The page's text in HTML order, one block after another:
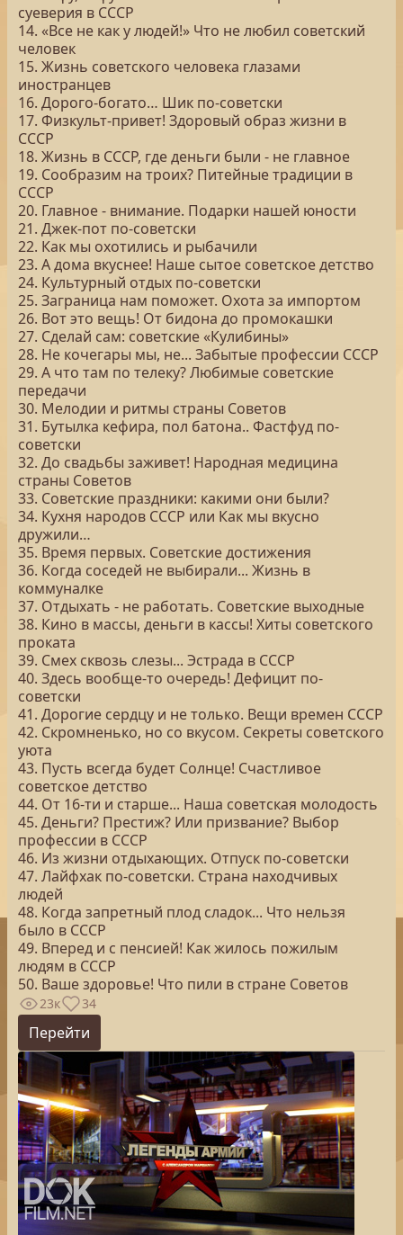
суеверия в СССР
14. «Все не как у людей!» Что не любил советский
человек
15. Жизнь советского человека глазами
иностранцев
16. Дорого-богато… Шик по-советски
17. Физкульт-привет! Здоровый образ жизни в
СССР
18. Жизнь в СССР, где деньги были - не главное
19. Сообразим на троих? Питейные традиции в
СССР
20. Главное - внимание. Подарки нашей юности
21. Джек-пот по-советски
22. Как мы охотились и рыбачили
23. А дома вкуснее! Наше сытое советское детство
24. Культурный отдых по-советски
25. Заграница нам поможет. Охота за импортом
26. Вот это вещь! От бидона до промокашки
27. Сделай сам: советские «Кулибины»
28. Не кочегары мы, не... Забытые профессии СССР
29. А что там по телеку? Любимые советские
передачи
30. Мелодии и ритмы страны Советов
31. Бутылка кефира, пол батона.. Фастфуд по-
советски
32. До свадьбы заживет! Народная медицина
страны Советов
33. Советские праздники: какими они были?
34. Кухня народов СССР или Как мы вкусно
дружили…
35. Время первых. Советские достижения
36. Когда соседей не выбирали... Жизнь в
коммуналке
37. Отдыхать - не работать. Советские выходные
38. Кино в массы, деньги в кассы! Хиты советского
проката
39. Смех сквозь слезы... Эстрада в СССР
40. Здесь вообще-то очередь! Дефицит по-
советски
41. Дорогие сердцу и не только. Вещи времен СССР
42. Скромненько, но со вкусом. Секреты советского
уюта
43. Пусть всегда будет Солнце! Счастливое
советское детство
44. От 16-ти и старше... Наша советская молодость
45. Деньги? Престиж? Или призвание? Выбор
профессии в СССР
46. Из жизни отдыхающих. Отпуск по-советски
47. Лайфхак по-советски. Страна находчивых
людей
48. Когда запретный плод сладок... Что нельзя
было в СССР
49. Вперед и с пенсией! Как жилось пожилым
людям в СССР
50. Ваше здоровье! Что пили в стране Советов
23к 34
Перейти